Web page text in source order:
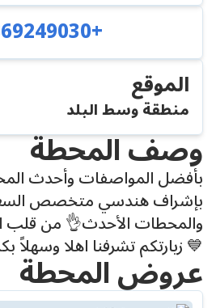
+79869249030
الموقع
منطقة وسط البلد
وصف المحطة
بأفضل المواصفات وأحدث
بإشراف هندسي متخصص
والمحطات الأحدث👌 من قلب
💙 زيارتكم تشرفنا اهلا
عروض المحطة